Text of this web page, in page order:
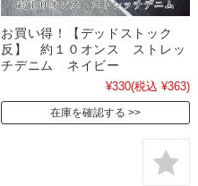
お買い得！【デッドストック
反】 約１０オンス ストレッ
チデニム ネイビー
¥330(税込 ¥363)
在庫を確認する